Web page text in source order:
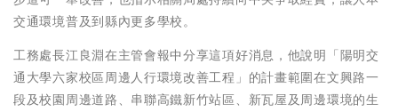
交通環境普及到縣內更多學校。
工務處長江良淵在主管會報中分享這項好消息，他說明「陽明交
通大學六家校區周邊人行環境改善工程」的計畫範圍在文興路一
段及校園周邊道路、串聯高鐵新竹站區、新瓦屋及周邊環境的生